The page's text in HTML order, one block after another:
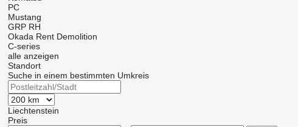
PC
Mustang
GRP RH
Okada Rent Demolition
C-series
alle anzeigen
Standort
Suche in einem bestimmten Umkreis
Liechtenstein
Preis